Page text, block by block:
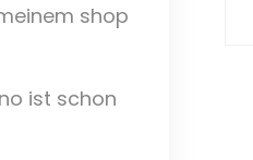
shop
ist schon